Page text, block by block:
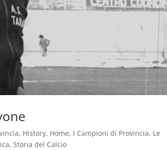
, History, Home, I Campioni di Provincia, Le
,Storia del Calcio